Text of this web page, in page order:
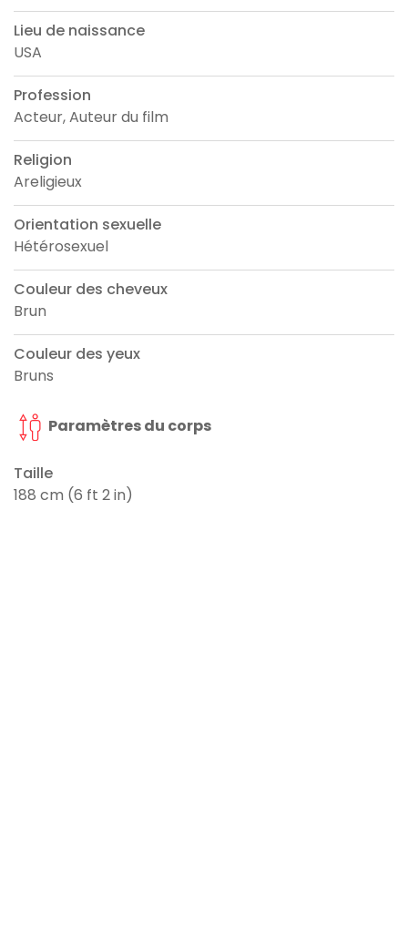
Lieu de naissance
USA
Profession
Acteur, Auteur du film
Religion
Areligieux
Orientation sexuelle
Hétérosexuel
Couleur des cheveux
Brun
Couleur des yeux
Bruns
Paramètres du corps
Taille
188 cm (6 ft 2 in)